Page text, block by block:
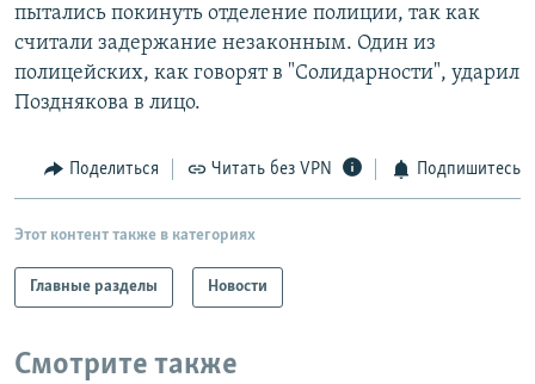
пытались покинуть отделение полиции, так как
считали задержание незаконным. Один из
полицейских, как говорят в "Солидарности", ударил
Позднякова в лицо.
Поделиться Читать без VPN Подпишитесь
Этот контент также в категориях
Главные разделы Новости
Смотрите также